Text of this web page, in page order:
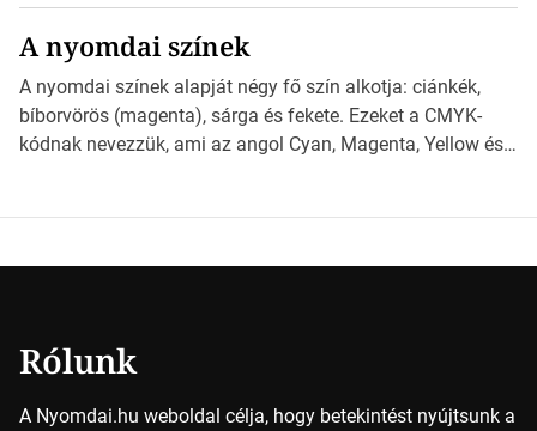
*Hirdetés Ebben a cikkben a papírméretek izgalmas
világába kalauzolunk el téged, hogy jobban megértsd,
milyen szempontok alapján érdemes választanod a
jövőben. Bevezetés a papírméretek világába A […]
A nyomdai színek
A nyomdai színek alapját négy fő szín alkotja: ciánkék,
bíborvörös (magenta), sárga és fekete. Ezeket a CMYK-
kódnak nevezzük, ami az angol Cyan, Magenta, Yellow és
Rólunk
A Nyomdai.hu weboldal célja, hogy betekintést nyújtsunk a